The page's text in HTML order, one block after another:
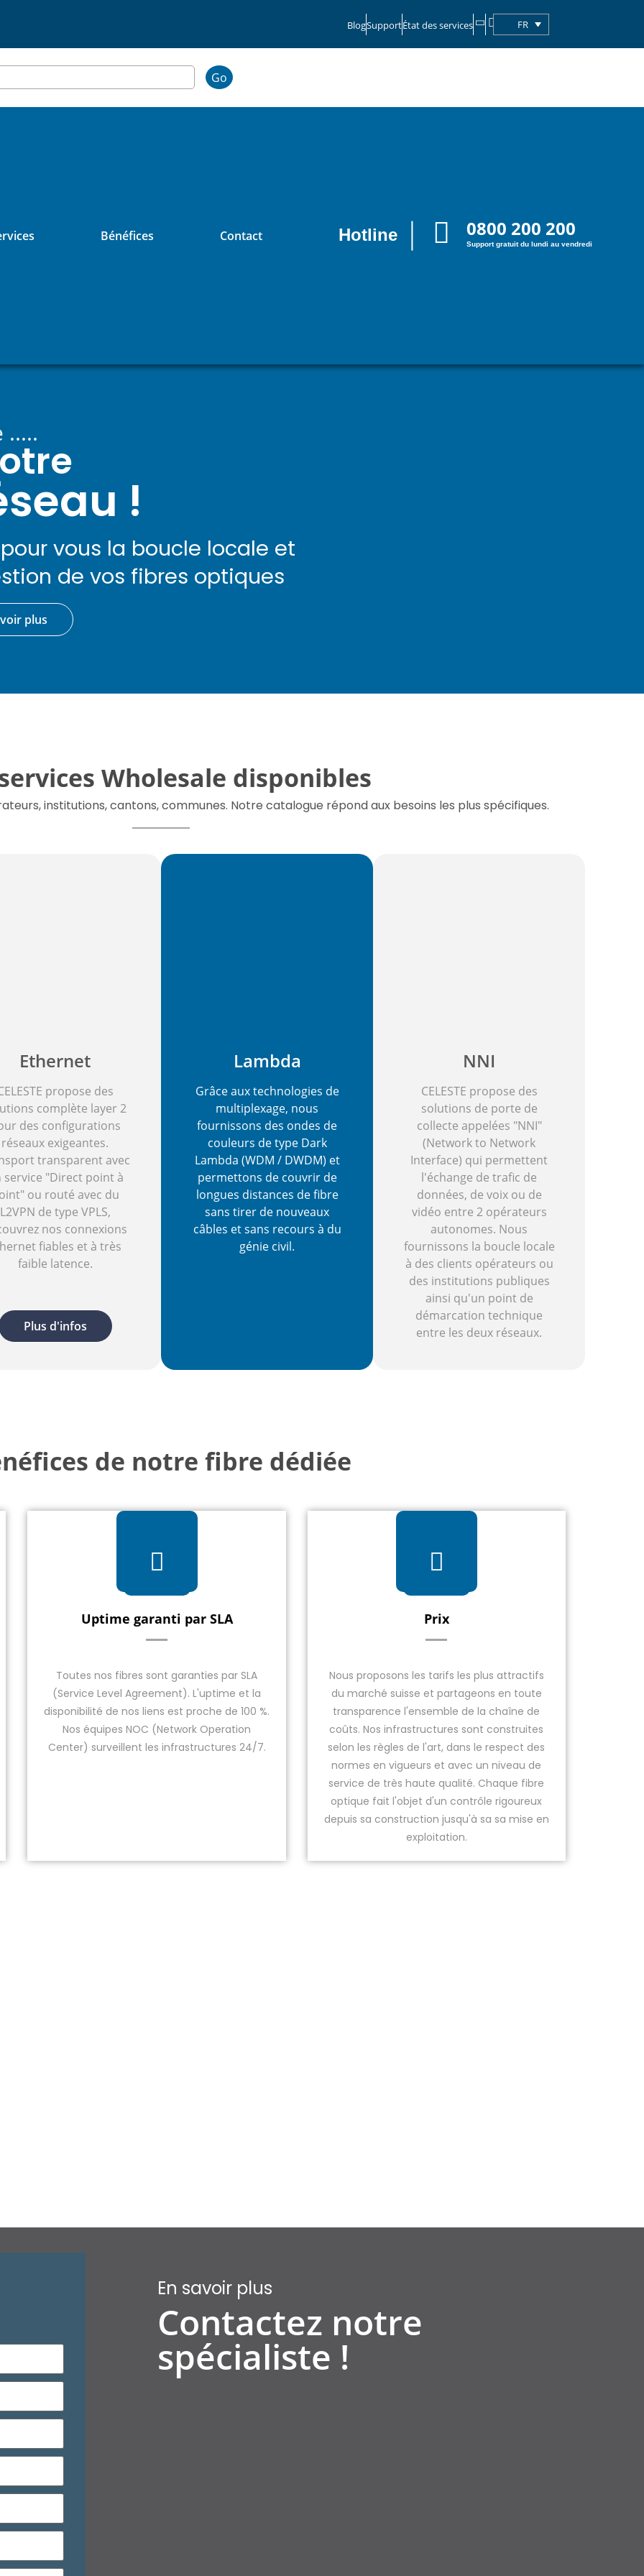
BlogSupportÉtat des services FR
Go
Bénéfices Contact Hotline 0800 200 200
Support gratuit du lundi au vendredi
.....
!
vous la boucle locale et
de vos fibres optiques
plus
Wholesale disponibles
institutions, cantons, communes. Notre catalogue répond aux besoins les plus spécifiques.
Ethernet
propose des
complète layer 2
des configurations
réseaux exigeantes.
transparent avec
service "Direct point à
ou routé avec du
L2VPN de type VPLS,
nos connexions
fiables et à très
faible latence.
Plus d'infos
Lambda
Grâce aux technologies de
multiplexage, nous
fournissons des ondes de
couleurs de type Dark
Lambda (WDM / DWDM) et
permettons de couvrir de
longues distances de fibre
sans tirer de nouveaux
câbles et sans recours à du
génie civil.
NNI
CELESTE propose des
solutions de porte de
collecte appelées "NNI"
(Network to Network
Interface) qui permettent
l'échange de trafic de
données, de voix ou de
vidéo entre 2 opérateurs
autonomes. Nous
fournissons la boucle locale
à des clients opérateurs ou
des institutions publiques
ainsi qu'un point de
démarcation technique
entre les deux réseaux.
de notre fibre dédiée
Uptime garanti par SLA
Toutes nos fibres sont garanties par SLA
(Service Level Agreement). L'uptime et la
disponibilité de nos liens est proche de 100 %.
Nos équipes NOC (Network Operation
Center) surveillent les infrastructures 24/7.
Prix
Nous proposons les tarifs les plus attractifs
du marché suisse et partageons en toute
transparence l'ensemble de la chaîne de
coûts. Nos infrastructures sont construites
selon les règles de l'art, dans le respect des
normes en vigueurs et avec un niveau de
service de très haute qualité. Chaque fibre
optique fait l'objet d'un contrôle rigoureux
depuis sa construction jusqu'à sa sa mise en
exploitation.
Contactez notre
spécialiste !
En savoir plus